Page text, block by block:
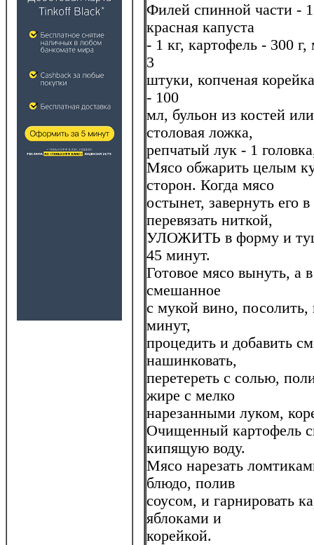
Филей спинной части - 1
красная капуста
- 1 кг, картофель - 300
3
штуки, копченая
- 100
мл, бульон из костей
столовая ложка,
репчатый лук - 1
Мясо обжарить целым
сторон. Когда мясо
остынет, завернуть его
перевязать ниткой,
УЛОЖИТЬ в форму и
45 минут.
Готовое мясо вынуть, а
смешанное
с мукой вино, посолить,
минут,
процедить и добавить
нашинковать,
перетереть с солью,
жире с мелко
нарезанными луком,
Очищенный картофель
кипящую воду.
Мясо нарезать
блюдо, полив
соусом, и гарнировать
яблоками и
корейкой.